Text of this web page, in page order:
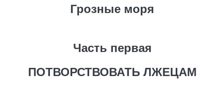
Грозные моря
Часть первая
ПОТВОРСТВОВАТЬ ЛЖЕЦАМ